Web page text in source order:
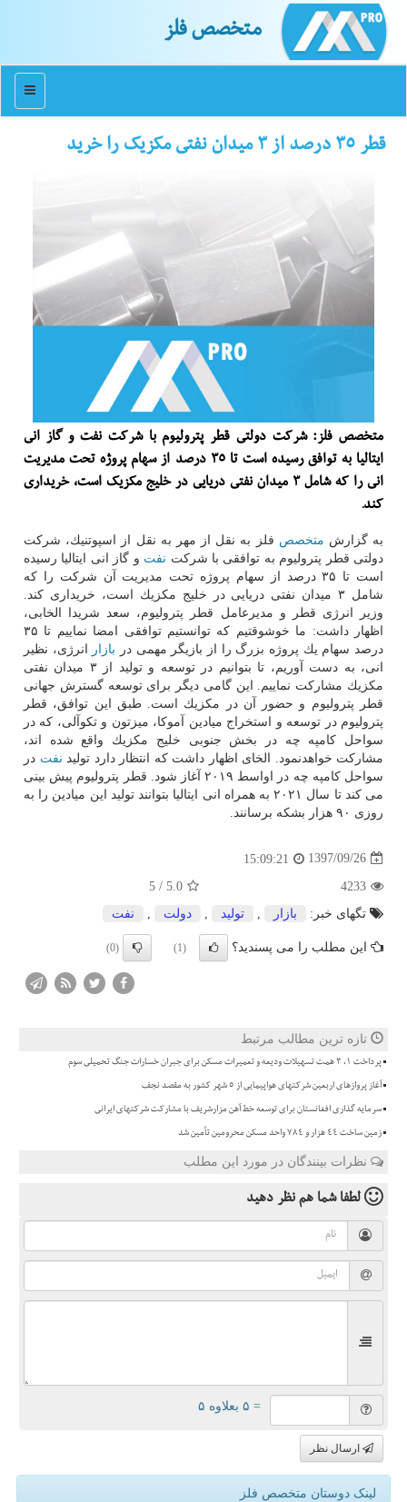
متخصص فلز
منو
قطر ۳۵ درصد از ۳ میدان نفتی مكزیك را خرید
متخصص فلز: شركت دولتی قطر پترولیوم با شركت نفت و گاز انی
ایتالیا به توافق رسیده است تا ۳۵ درصد از سهام پروژه تحت مدیریت
انی را كه شامل ۳ میدان نفتی دریایی در خلیج مكزیك است، خریداری
كند.
به گزارش متخصص فلز به نقل از مهر به نقل از اسپوتنیك، شركت
دولتی قطر پترولیوم به توافقی با شركت نفت و گاز انی ایتالیا رسیده
است تا ۳۵ درصد از سهام پروژه تحت مدیریت آن شركت را كه
شامل ۳ میدان نفتی دریایی در خلیج مكزیك است، خریداری كند.
وزیر انرژی قطر و مدیرعامل قطر پترولیوم، سعد شریدا الخابی،
اظهار داشت: ما خوشوقتیم كه توانستیم توافقی امضا نماییم تا ۳۵
درصد سهام یك پروژه بزرگ را از بازیگر مهمی در بازار
انرژی، نظیر
انی، به دست آوریم، تا بتوانیم در توسعه و تولید از ۳ میدان نفتی
مكزیك مشاركت نماییم. این گامی دیگر برای توسعه گسترش جهانی
قطر پترولیوم و حضور آن در مكزیك است. طبق این توافق، قطر
پترولیوم در توسعه و استخراج میادین آموكا، میزتون و تكوآلی، كه در
سواحل كامپه چه در بخش جنوبی خلیج مكزیك واقع شده اند،
مشاركت خواهدنمود. الخای اظهار داشت كه انتظار دارد تولید نفت در
سواحل كامپه چه در اواسط ۲۰۱۹ آغاز شود. قطر پترولیوم پیش بینی
می كند تا سال ۲۰۲۱ به همراه انی ایتالیا بتوانند تولید این میادین را به
روزی ۹۰ هزار بشكه برسانند.
1397/09/26
15:09:21
4233
5.0
/
5
تگهای خبر:
بازار تولید دولت نفت
این مطلب را می پسندید؟ (1)
(0)
تازه ترین مطالب مرتبط
پرداخت ۱، ۳ همت تسهیلات ودیعه و تعمیرات مسکن برای جبران خسارات جنگ تحمیلی سوم
آغاز پروازهای اربعین شرکتهای هواپیمایی از 5 شهر کشور به مقصد نجف
سرمایه گذاری افغانستان برای توسعه خط آهن مزارشریف با مشارکت شرکتهای ایرانی
زمین ساخت ۴۴ هزار و ۷۸۴ واحد مسکن محرومین تأمین شد
نظرات بینندگان در مورد این مطلب
لطفا شما هم نظر دهید
= ۵ بعلاوه ۵
ارسال نظر
لینک دوستان متخصص فلز